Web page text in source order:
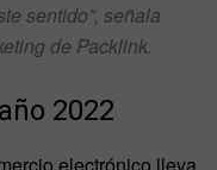
sentido”, señala
de Packlink.
2022